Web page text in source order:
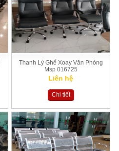
Thanh Lý Ghế Xoay Văn Phòng
Msp 016725
Liên hệ
Chi tiết